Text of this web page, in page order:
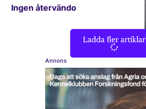
Ingen återvändo
Ladda fler artiklar
Annons